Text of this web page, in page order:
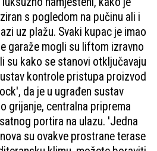
s pogledom na pučinu ali i
uz plažu. Svaki kupac je imao
garaže mogli su liftom izravno
su kako se stanovi otključavaju
kontrole pristupa proizvod
da je u ugrađen sustav
grijanje, centralna priprema
portira na ulazu. 'Jedna
su ovakve prostrane terase